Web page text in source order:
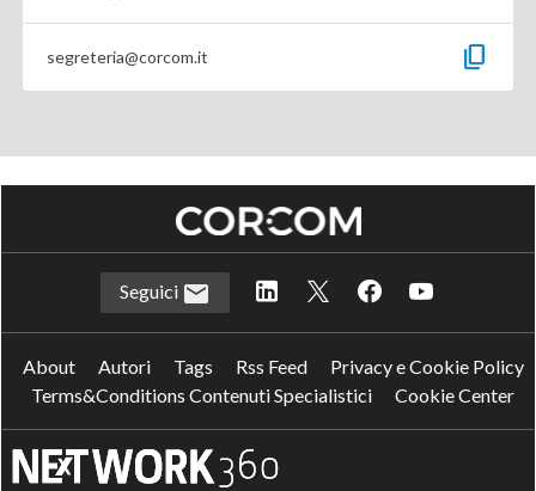
segreteria@corcom.it content_copy
Seguici
About Autori Tags Rss Feed
Privacy e Cookie Policy
Terms&Conditions Contenuti Specialistici
Cookie Center